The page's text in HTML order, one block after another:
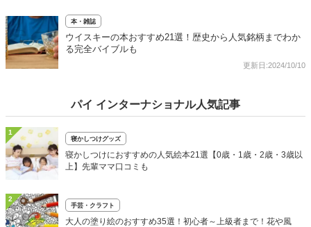
本・雑誌
ウイスキーの本おすすめ21選！歴史から人気銘柄までわか
る完全バイブルも
更新日:2024/10/10
パイ インターナショナル人気記事
1
寝かしつけグッズ
寝かしつけにおすすめの人気絵本21選【0歳・1歳・2歳・3歳以
上】先輩ママ口コミも
2
手芸・クラフト
大人の塗り絵のおすすめ35選！初心者～上級者まで！花や風